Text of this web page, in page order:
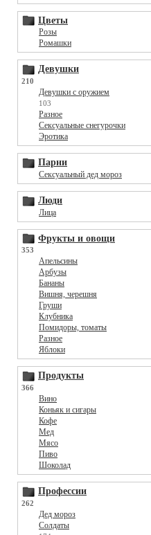
Цветы
Розы
Ромашки
Девушки
210
Девушки с оружием
103
Разное
Сексуальные снегурочки
Эротика
Парни
Сексуальный дед мороз
Люди
Лица
Фрукты и овощи
353
Апельсины
Арбузы
Бананы
Вишня, черешня
Груши
Клубника
Помидоры, томаты
Разное
Яблоки
Продукты
366
Вино
Коньяк и сигары
Кофе
Мед
Мясо
Пиво
Шоколад
Профессии
262
Дед мороз
Солдаты